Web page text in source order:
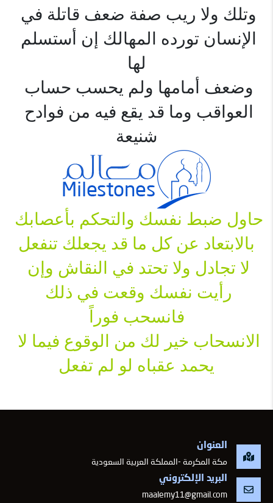
وتلك ولا ريب صفة ضعف قاتلة في
الإنسان تورده المهالك إن أستسلم
لها
وضعف أمامها ولم يحسب حساب
العواقب وما قد يقع فيه من فوادح
شنيعة
حاول ضبط نفسك والتحكم بأعصابك
بالابتعاد عن كل ما قد يجعلك تنفعل
لا تجادل ولا تحتد في النقاش وإن
رأيت نفسك وقعت في ذلك
فانسحب فوراً
الانسحاب خير لك من الوقوع فيما لا
يحمد عقباه لو لم تفعل
العنوان
مكة المكرمة -المملكة العربية السعودية
البريد الإلكتروني
maalemy11@gmail.com